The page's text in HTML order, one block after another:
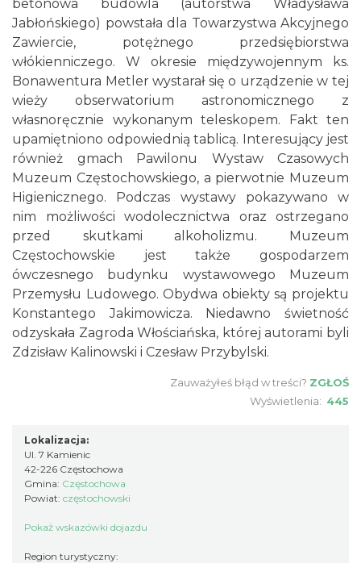
betonowa budowla (autorstwa Władysława
Jabłońskiego) powstała dla Towarzystwa Akcyjnego
Zawiercie, potężnego przedsiębiorstwa
włókienniczego. W okresie międzywojennym ks.
Bonawentura Metler wystarał się o urządzenie w tej
wieży obserwatorium astronomicznego z
własnoręcznie wykonanym teleskopem. Fakt ten
upamiętniono odpowiednią tablicą. Interesujący jest
również gmach Pawilonu Wystaw Czasowych
Muzeum Częstochowskiego, a pierwotnie Muzeum
Higienicznego. Podczas wystawy pokazywano w
nim możliwości wodolecznictwa oraz ostrzegano
przed skutkami alkoholizmu. Muzeum
Częstochowskie jest także gospodarzem
ówczesnego budynku wystawowego Muzeum
Przemysłu Ludowego. Obydwa obiekty są projektu
Konstantego Jakimowicza. Niedawno świetność
odzyskała Zagroda Włościańska, której autorami byli
Zdzisław Kalinowski i Czesław Przybylski.
Zauważyłeś błąd w treści? ZGŁOŚ
Wyświetlenia: 445
Lokalizacja:
Ul. 7 Kamienic
42-226 Częstochowa
Gmina: Częstochowa
Powiat: częstochowski
Pokaż wskazówki dojazdu
Region turystyczny: